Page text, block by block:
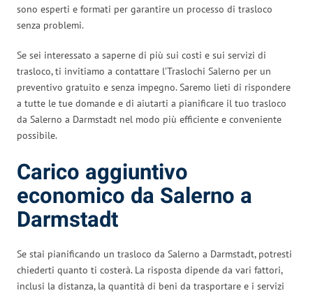
sono esperti e formati per garantire un processo di trasloco
senza problemi.
Se sei interessato a saperne di più sui costi e sui servizi di
trasloco, ti invitiamo a contattare l’Traslochi Salerno per un
preventivo gratuito e senza impegno. Saremo lieti di rispondere
a tutte le tue domande e di aiutarti a pianificare il tuo trasloco
da Salerno a Darmstadt nel modo più efficiente e conveniente
possibile.
Carico aggiuntivo
economico da Salerno a
Darmstadt
Se stai pianificando un trasloco da Salerno a Darmstadt, potresti
chiederti quanto ti costerà. La risposta dipende da vari fattori,
inclusi la distanza, la quantità di beni da trasportare e i servizi